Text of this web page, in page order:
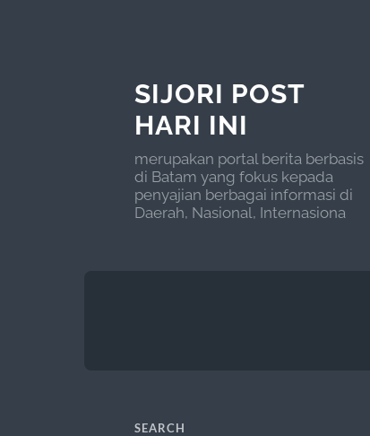
SIJORI POST
HARI INI
merupakan portal berita berbasis
di Batam yang fokus kepada
penyajian berbagai informasi di
Daerah, Nasional, Internasiona
SEARCH